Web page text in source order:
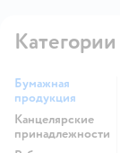
Категории
Бумажная
продукция
Канцелярские
принадлежности